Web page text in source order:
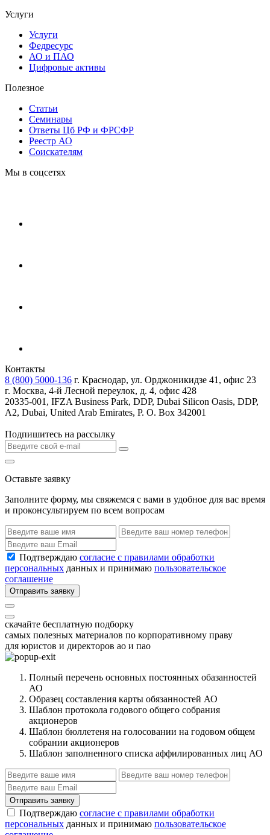
Услуги
Услуги
Федресурс
АО и ПАО
Цифровые активы
Полезное
Статьи
Cеминары
Ответы Цб РФ и ФРСФР
Реестр АО
Соискателям
Мы в соцсетях
Контакты
8 (800) 5000-136 г. Краснодар, ул. Орджоникидзе 41, офис 23
г. Москва, 4-й Лесной переулок, д. 4, офис 428
20335-001, IFZA Business Park, DDP, Dubai Silicon Oasis, DDP,
A2, Dubai, United Arab Emirates, P. O. Box 342001
Подпишитесь на рассылку
Оставьте заявку
Заполните форму, мы свяжемся с вами в удобное для вас время
и проконсультируем по всем вопросам
Подтверждаю согласие с правилами обработки
персональных данных и принимаю пользовательское
соглашение
Отправить заявку
скачайте бесплатную подборку
самых полезных материалов по корпоративному праву
для юристов и директоров ао и пао
Полный перечень основных постоянных обазанностей
АО
Образец составления карты обязанностей АО
Шаблон протокола годового общего собрания
акционеров
Шаблон бюллетеня на голосовании на годовом общем
собрании акционеров
Шаблон заполненного списка аффилированных лиц АО
Отправить заявку
Подтверждаю согласие с правилами обработки
персональных данных и принимаю пользовательское